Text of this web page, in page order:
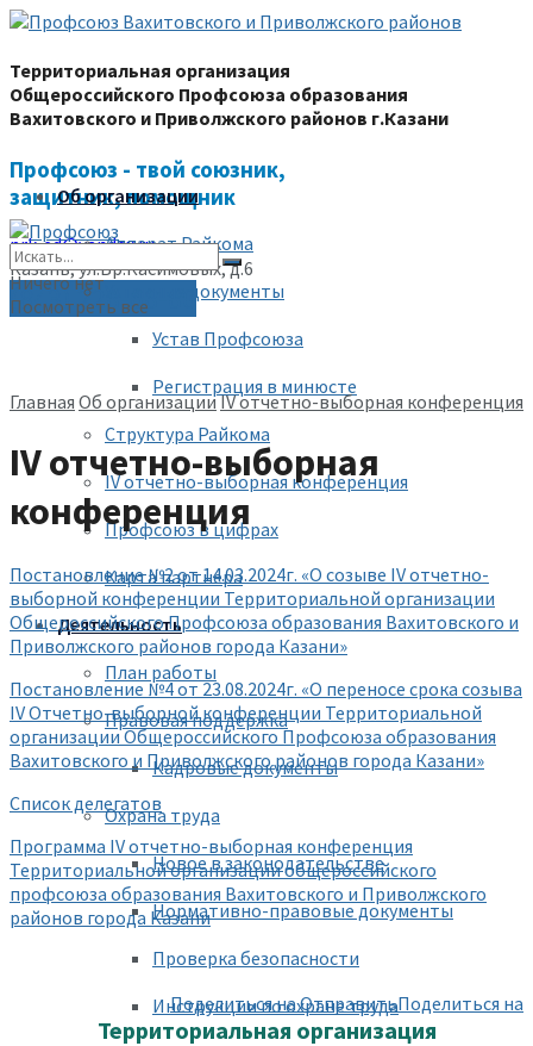
Территориальная организация
Общероссийского Профсоюза образования
Вахитовского и Приволжского районов г.Казани
Профсоюз - твой союзник,
защитник, помощник
prk-ed@yandex.ru
Казань, ул.Бр.Касимовых, д.6
(843) 228-68-80
Об организации
Аппарат Райкома
Уставные документы
Устав Профсоюза
Регистрация в минюсте
Структура Райкома
IV отчетно-выборная конференция
Профсоюз в цифрах
Карта партнера
Деятельность
План работы
Правовая поддержка
Кадровые документы
Охрана труда
Новое в законодательстве
Нормативно-правовые документы
Проверка безопасности
Инструкции по охране труда
Ничего нет
Посмотреть все
Главная Об организации IV отчетно-выборная конференция
IV отчетно-выборная
конференция
Постановление №2 от 14.03.2024г. «О созыве IV отчетно-
выборной конференции Территориальной организации
Общероссийского Профсоюза образования Вахитовского и
Приволжского районов города Казани»
Постановление №4 от 23.08.2024г. «О переносе срока созыва
IV Отчетно-выборной конференции Территориальной
организации Общероссийского Профсоюза образования
Вахитовского и Приволжского районов города Казани»
Список делегатов
Программа IV отчетно-выборная конференция
Территориальной организации общероссийского
профсоюза образования Вахитовского и Приволжского
районов города Казани
Поделиться наОтправитьПоделиться на
Территориальная организация